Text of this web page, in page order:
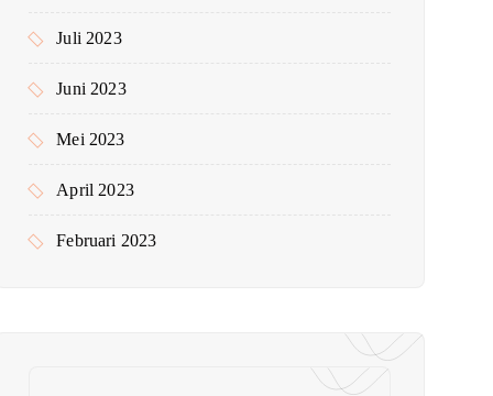
Juli 2023
Juni 2023
Mei 2023
April 2023
Februari 2023